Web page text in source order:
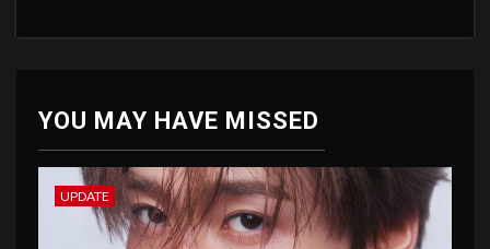
YOU MAY HAVE MISSED
UPDATE